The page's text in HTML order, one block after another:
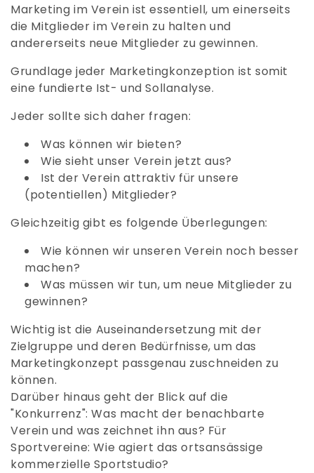
t
e
g
o
:
Marketing im Verein ist essentiell, um einerseits
die Mitglieder im Verein zu halten und
andererseits neue Mitglieder zu gewinnen.
Grundlage jeder Marketingkonzeption ist somit
eine fundierte Ist- und Sollanalyse.
Jeder sollte sich daher fragen:
Was können wir bieten?
Wie sieht unser Verein jetzt aus?
Ist der Verein attraktiv für unsere
(potentiellen) Mitglieder?
Gleichzeitig gibt es folgende Überlegungen:
Wie können wir unseren Verein noch besser
machen?
Was müssen wir tun, um neue Mitglieder zu
gewinnen?
Wichtig ist die Auseinandersetzung mit der
Zielgruppe und deren Bedürfnisse, um das
Marketingkonzept passgenau zuschneiden zu
können.
Darüber hinaus geht der Blick auf die
"Konkurrenz": Was macht der benachbarte
Verein und was zeichnet ihn aus? Für
Sportvereine: Wie agiert das ortsansässige
kommerzielle Sportstudio?